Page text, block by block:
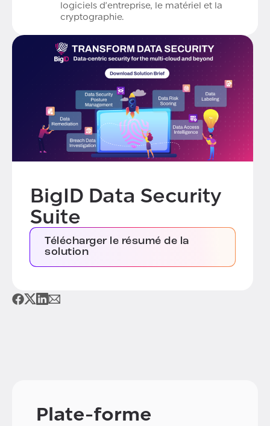
logiciels d'entreprise, le matériel et la
cryptographie.
BigID Data Security
Suite
Télécharger le résumé de la
solution
Plate-forme